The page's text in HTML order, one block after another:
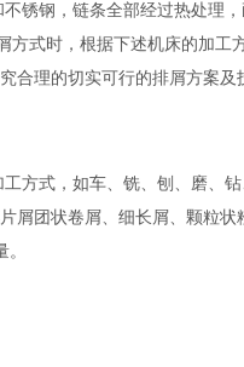
锈钢，链条全部经过热处理
方式时，根据下述机床的加工
合理的切实可行的排屑方案及
方式，如车、铣、刨、磨、
团状卷屑、细长屑、颗粒状